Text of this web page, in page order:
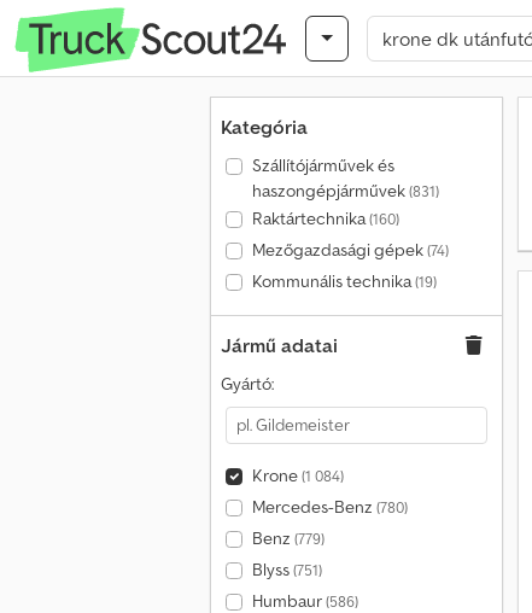
Kategória
Szállítójárművek és
haszongépjárművek(831)
Raktártechnika(160)
Mezőgazdasági gépek(74)
Kommunális technika(19)
Jármű adatai
Gyártó:
Krone(1 084)
Mercedes-Benz (780)
Benz (779)
Blyss(751)
Humbaur(586)